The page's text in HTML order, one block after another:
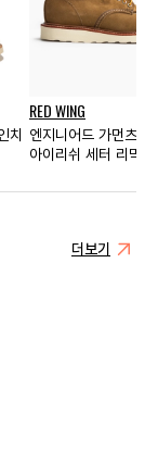
치
RED WING
엔지니어드 가먼츠 x
아이리쉬 세터 리믹
더보기